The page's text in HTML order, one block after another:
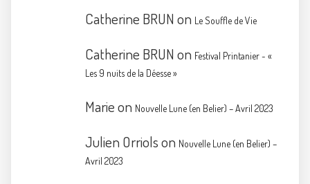
Catherine BRUN on Le Souffle de Vie
Catherine BRUN on Festival Printanier ~ «
Les 9 nuits de la Déesse »
Marieon Nouvelle Lune (en Belier) – Avril 2023
Julien Orriolson Nouvelle Lune (en Belier) –
Avril 2023